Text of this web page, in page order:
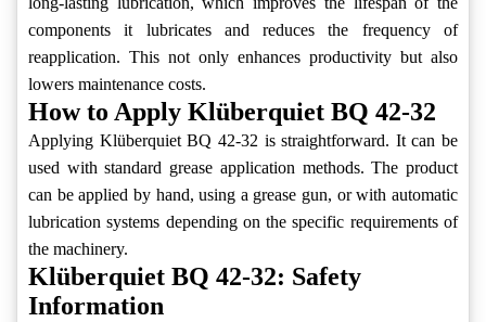
components it lubricates and reduces the frequency of
reapplication. This not only enhances productivity but also
lowers maintenance costs.
How to Apply Klüberquiet BQ 42-32
Applying Klüberquiet BQ 42-32 is straightforward. It can be
used with standard grease application methods. The product
can be applied by hand, using a grease gun, or with automatic
lubrication systems depending on the specific requirements of
the machinery.
Klüberquiet BQ 42-32: Safety
Information